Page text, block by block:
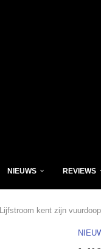
NIEUWS REVIEWS
Lijfstroom kent zijn